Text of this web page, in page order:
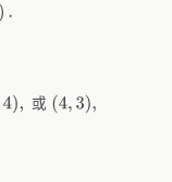
或
(4,3 ),